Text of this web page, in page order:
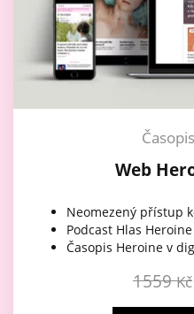
Web
Neomezený přístup
Podcast Hlas Heroine
Časopis Heroine v
1559Kč